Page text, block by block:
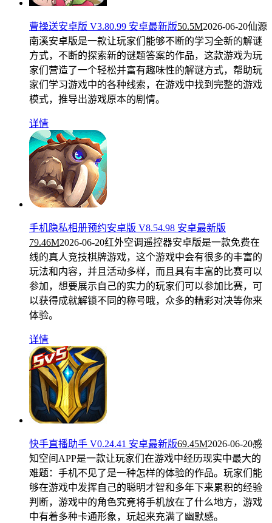
曹操送安卓版 V3.80.99 安卓最新版50.5M2026-06-20仙源
南溪安卓版是一款让玩家们能够不断的学习全新的解谜
方式，不断的探索新的谜题答案的作品，这款游戏为玩
家们营造了一个轻松并富有趣味性的解谜方式，帮助玩
家们学习游戏中的各种线索，在游戏中找到完整的游戏
模式，推导出游戏原本的剧情。
详情
手机隐私相册预约安卓版 V8.54.98 安卓最新版
79.46M2026-06-20红外空调遥控器安卓版是一款免费在
线的真人竞技棋牌游戏，这个游戏中会有很多的丰富的
玩法和内容，并且活动多样，而且具有丰富的比赛可以
参加，想要展示自己的实力的玩家们可以参加比赛，可
以获得成就解锁不同的称号哦，众多的精彩对决等你来
体验。
详情
快手直播助手 V0.24.41 安卓最新版69.45M2026-06-20感
知空间APP是一款让玩家们在游戏中经历现实中最大的
难题：手机不见了是一种怎样的体验的作品。玩家们能
够在游戏中发挥自己的聪明才智和多年下来累积的经验
判断，游戏中的角色究竟将手机放在了什么地方，游戏
中有着多种卡通形象，玩起来充满了幽默感。